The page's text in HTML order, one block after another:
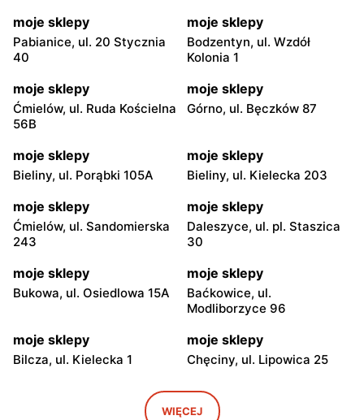
moje sklepy
Pabianice, ul. 20 Stycznia
40
moje sklepy
Bodzentyn, ul. Wzdół
Kolonia 1
moje sklepy
Ćmielów, ul. Ruda Kościelna
56B
moje sklepy
Górno, ul. Bęczków 87
moje sklepy
Bieliny, ul. Porąbki 105A
moje sklepy
Bieliny, ul. Kielecka 203
moje sklepy
Ćmielów, ul. Sandomierska
243
moje sklepy
Daleszyce, ul. pl. Staszica
30
moje sklepy
Bukowa, ul. Osiedlowa 15A
moje sklepy
Baćkowice, ul.
Modliborzyce 96
moje sklepy
Bilcza, ul. Kielecka 1
moje sklepy
Chęciny, ul. Lipowica 25
Iwaniska, ul. Ujazdowska 5
moje sklepy
Bogoria, ul. Rynek 30
WIĘCEJ